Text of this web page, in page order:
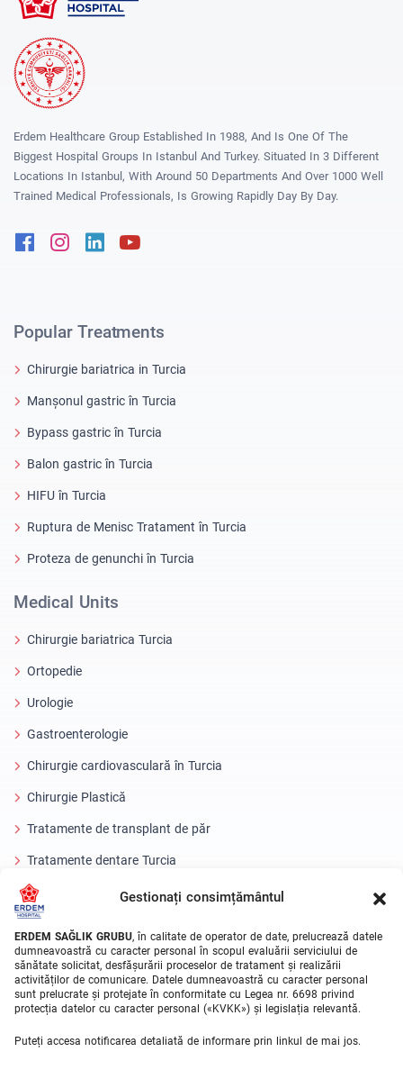
Gestionați consimțământul
ERDEM SAĞLIK GRUBU, în calitate de operator de date, prelucrează datele
dumneavoastră cu caracter personal în scopul evaluării serviciului de
sănătate solicitat, desfășurării proceselor de tratament și realizării
activităților de comunicare. Datele dumneavoastră cu caracter personal
sunt prelucrate și protejate în conformitate cu Legea nr. 6698 privind
protecția datelor cu caracter personal («KVKK») și legislația relevantă.
Puteți accesa notificarea detaliată de informare prin linkul de mai jos.
Erdem Healthcare Group Established In 1988, And Is One Of The
Biggest Hospital Groups In Istanbul And Turkey. Situated In 3 Different
Locations In Istanbul, With Around 50 Departments And Over 1000 Well
Trained Medical Professionals, Is Growing Rapidly Day By Day.
FacebookInstagram
Linkedin
Popular Treatments
Chirurgie bariatrica in Turcia
Manșonul gastric în Turcia
Bypass gastric în Turcia
Balon gastric în Turcia
HIFU în Turcia
Ruptura de Menisc Tratament în Turcia
Proteza de genunchi în Turcia
Medical Units
Chirurgie bariatrica Turcia
Ortopedie
Urologie
Gastroenterologie
Chirurgie cardiovasculară în Turcia
Chirurgie Plastică
Tratamente de transplant de păr
Tratamente dentare Turcia
Ochi cu laser
About Erdem
Despre noi
Unitati Medicale
Echipa medicala